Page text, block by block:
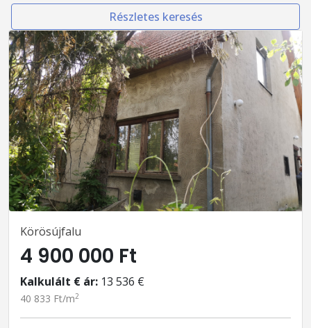
Részletes keresés
Körösújfalu
4 900 000 Ft
Kalkulált € ár: 13 536 €
40 833 Ft/m2